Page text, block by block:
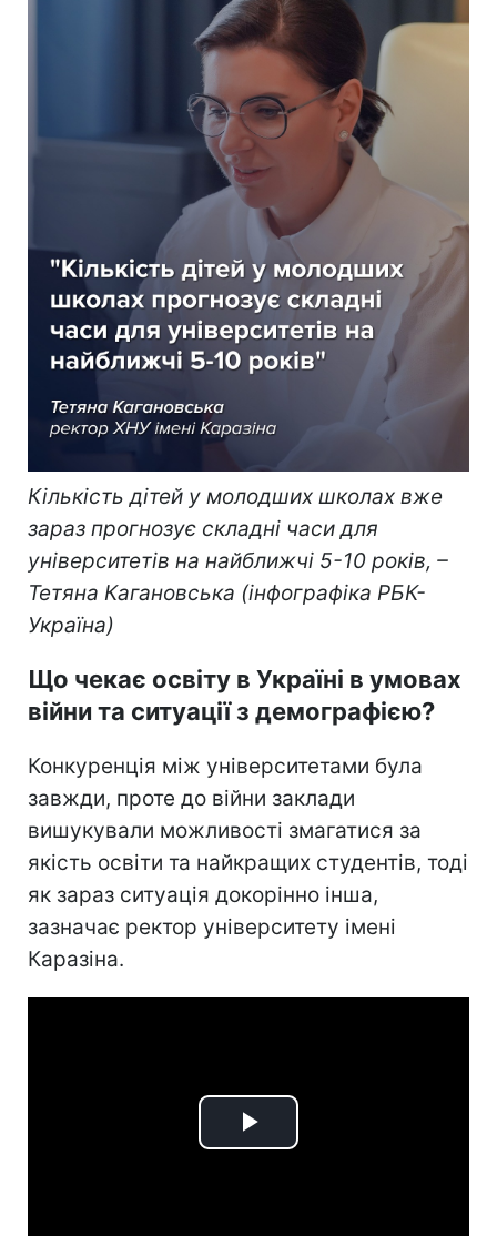
Кількість дітей у молодших школах вже
зараз прогнозує складні часи для
університетів на найближчі 5-10 років, –
Тетяна Кагановська (інфографіка РБК-
Україна)
Що чекає освіту в Україні в умовах
війни та ситуації з демографією?
Конкуренція між університетами була
завжди, проте до війни заклади
вишукували можливості змагатися за
якість освіти та найкращих студентів, тоді
як зараз ситуація докорінно інша,
зазначає ректор університету імені
Каразіна.
Play